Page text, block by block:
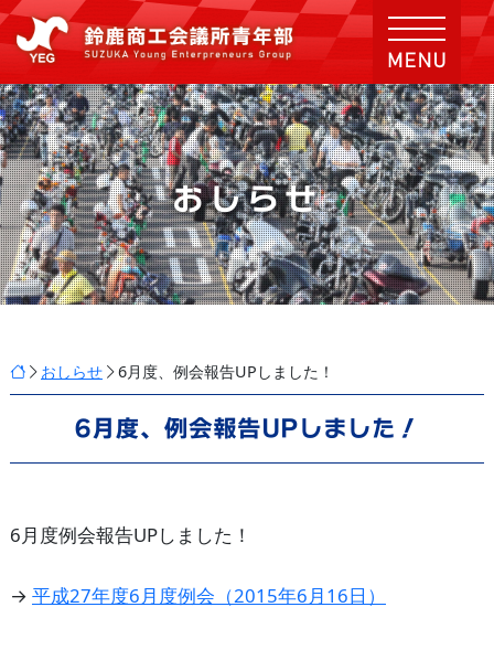
おしらせ
おしらせ 6月度、例会報告UPしました！
6月度、例会報告UPしました！
6月度例会報告UPしました！
→ 平成27年度6月度例会（2015年6月16日）